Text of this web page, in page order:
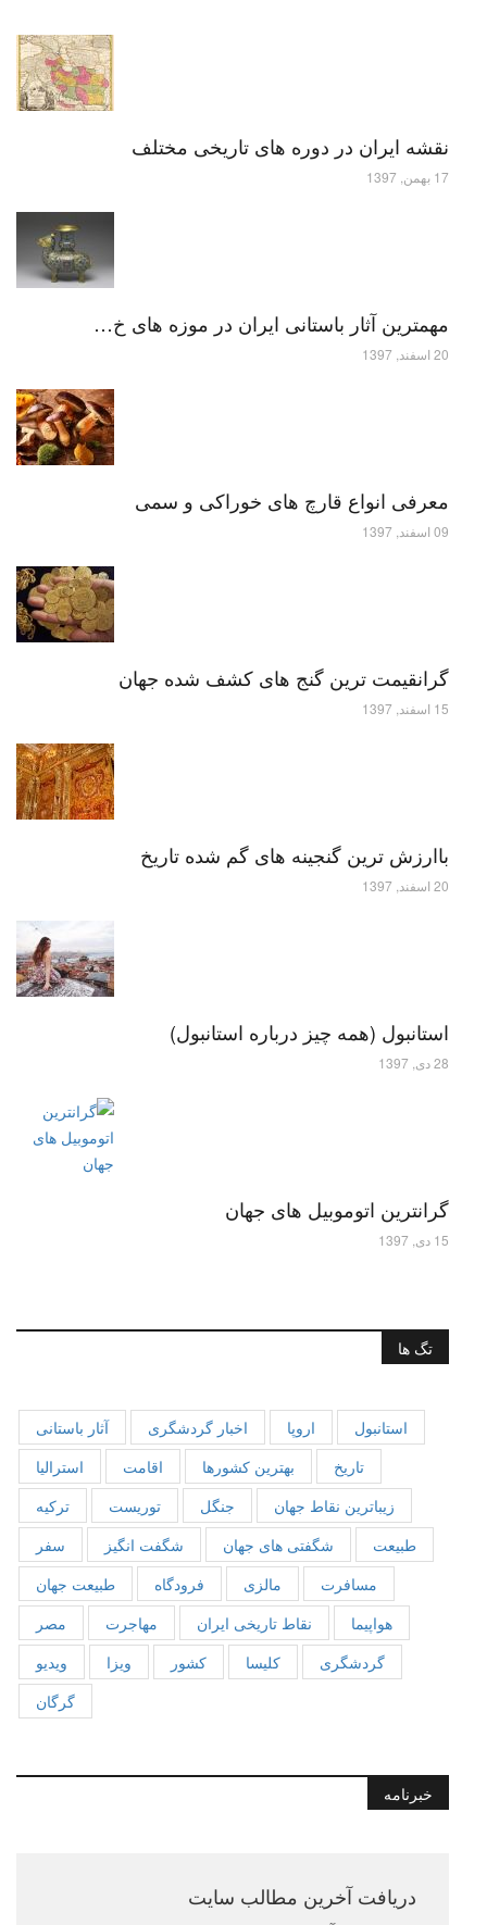
نقشه ایران در دوره های تاریخی مختلف
17 بهمن, 1397
مهمترین آثار باستانی ایران در موزه های خ…
20 اسفند, 1397
معرفی انواع قارچ های خوراکی و سمی
09 اسفند, 1397
گرانقیمت ترین گنج های کشف شده جهان
15 اسفند, 1397
باارزش ترین گنجینه های گم شده تاریخ
20 اسفند, 1397
استانبول (همه چیز درباره استانبول)
28 دی, 1397
گرانترین اتوموبیل های جهان
15 دی, 1397
تگ ها
آثار باستانی اخبار گردشگری اروپا
استانبول
استرالیا
اقامت بهترین کشورها
تاریخ
ترکیه
توریست جنگل
زیباترین نقاط جهان
سفر
شگفت انگیز شگفتی های جهان
طبیعت
طبیعت جهان
فرودگاه مالزی
مسافرت
مصر
مهاجرت نقاط تاریخی ایران
هواپیما
ویدیو
ویزا کشور کلیسا
گردشگری
گرگان
خبرنامه
دریافت آخرین مطالب سایت